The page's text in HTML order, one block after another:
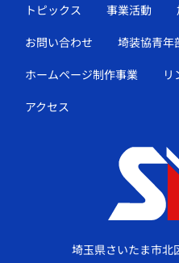
埼玉県さいたま市北
トピックス
事業活動
お問い合わせ
埼装協青年
ホームページ制作事業
リ
アクセス